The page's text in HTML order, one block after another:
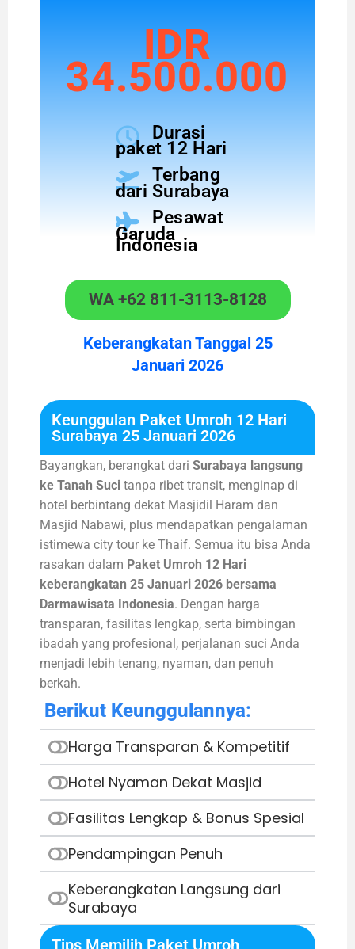
IDR
34.500.000
Durasi
paket 12 Hari
Terbang
dari Surabaya
Pesawat
Garuda
Indonesia
WA +62 811-3113-8128
Keberangkatan Tanggal 25
Januari 2026
Keunggulan Paket Umroh 12 Hari
Surabaya 25 Januari 2026
Bayangkan, berangkat dari Surabaya langsung
ke Tanah Suci tanpa ribet transit, menginap di
hotel berbintang dekat Masjidil Haram dan
Masjid Nabawi, plus mendapatkan pengalaman
istimewa city tour ke Thaif. Semua itu bisa Anda
rasakan dalam Paket Umroh 12 Hari
keberangkatan 25 Januari 2026 bersama
Darmawisata Indonesia. Dengan harga
transparan, fasilitas lengkap, serta bimbingan
ibadah yang profesional, perjalanan suci Anda
menjadi lebih tenang, nyaman, dan penuh
berkah.
Berikut Keunggulannya:
Harga Transparan & Kompetitif
Hotel Nyaman Dekat Masjid
Fasilitas Lengkap & Bonus Spesial
Pendampingan Penuh
Keberangkatan Langsung dari
Surabaya